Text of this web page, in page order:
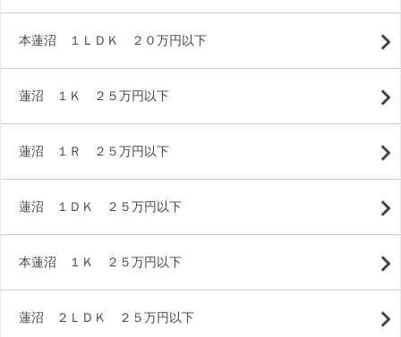
本蓮沼 １ＬＤＫ ２０万円以下
蓮沼 １Ｋ ２５万円以下
蓮沼 １Ｒ ２５万円以下
蓮沼 １ＤＫ ２５万円以下
本蓮沼 １Ｋ ２５万円以下
蓮沼 ２ＬＤＫ ２５万円以下